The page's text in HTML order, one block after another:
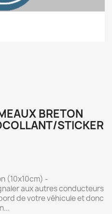
BRETON
STICKER
(10x10cm) -
aux autres conducteurs
de votre véhicule et donc